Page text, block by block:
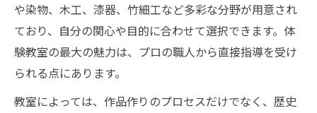
や染物、木工、漆器、竹細工など多彩な分野が用意され
ており、自分の関心や目的に合わせて選択できます。体
験教室の最大の魅力は、プロの職人から直接指導を受け
られる点にあります。
教室によっては、作品作りのプロセスだけでなく、歴史